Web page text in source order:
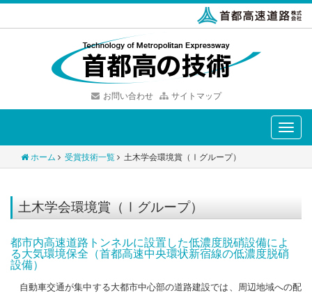
お問い合わせ サイトマップ
Toggle
ホーム 受賞技術一覧 土木学会環境賞（Ⅰグループ）
土木学会環境賞（Ⅰグループ）
都市内高速道路トンネルに設置した低濃度脱硝設備によ
る大気環境保全（首都高速中央環状新宿線の低濃度脱硝
設備）
自動車交通が集中する大都市中心部の道路建設では、周辺地域への配